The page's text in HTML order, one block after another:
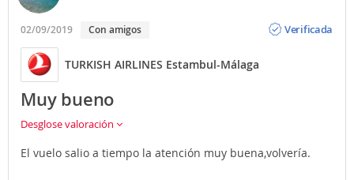
02/09/2019 Con amigos
Verificada
TURKISH AIRLINES Estambul-Málaga
Muy bueno
Desglose valoración
El vuelo salio a tiempo la atención muy buena,volvería.